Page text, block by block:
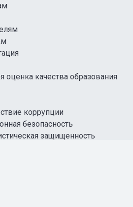
оценка качества образования
коррупции
безопасность
защищенность